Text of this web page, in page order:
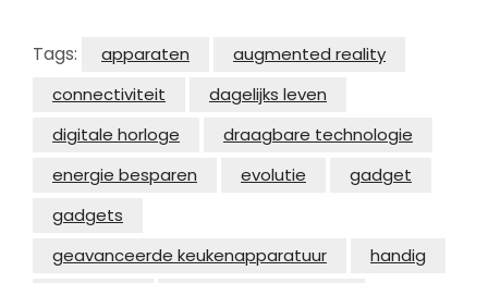
Tags: apparaten
augmented reality
connectiviteit
dagelijks leven
digitale horloge
draagbare technologie
energie besparen
evolutie
gadget
gadgets
geavanceerde keukenapparatuur
handig